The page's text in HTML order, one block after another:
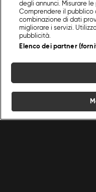
degli annunci. Misurare
Comprendere il
combinazione di dati
migliorare i servizi.
pubblicità.
Elenco dei partner